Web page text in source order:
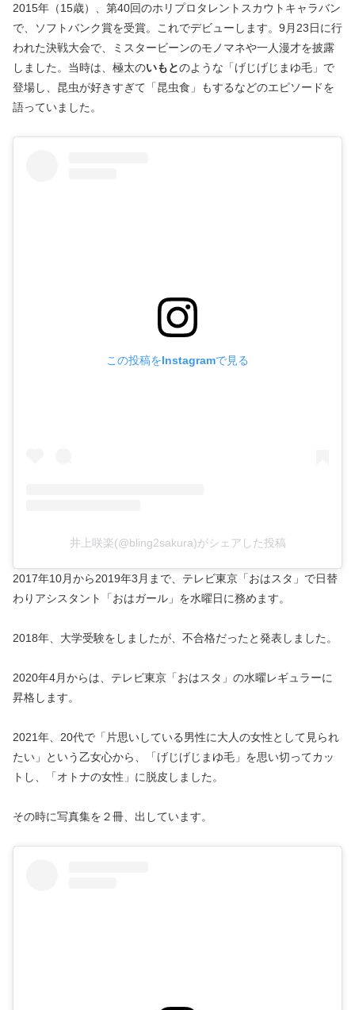
2015年（15歳）、第40回のホリプロタレントスカウトキャラバン
で、ソフトバンク賞を受賞。これでデビューします。9月23日に行
われた決戦大会で、ミスタービーンのモノマネや一人漫才を披露
しました。当時は、極太のいもとのような「げじげじまゆ毛」で
登場し、昆虫が好きすぎて「昆虫食」もするなどのエピソードを
語っていました。
この投稿をInstagramで見る
井上咲楽(@bling2sakura)がシェアした投稿
2017年10月から2019年3月まで、テレビ東京「おはスタ」で日替
わりアシスタント「おはガール」を水曜日に務めます。
2018年、大学受験をしましたが、不合格だったと発表しました。
2020年4月からは、 テレビ東京「おはスタ」の水曜レギュラーに
昇格します。
2021年、20代で「片思いしている男性に大人の女性として見られ
たい」という乙女心から、
「げじげじまゆ毛」を思い切ってカッ
トし、「オトナの女性」に脱皮しました。
その時に写真集を２冊、出しています。